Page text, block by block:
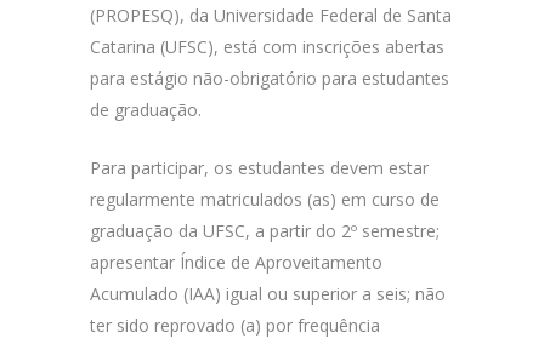
(PROPESQ), da Universidade Federal de Santa
Catarina (UFSC), está com inscrições abertas
para estágio não-obrigatório para estudantes
de graduação.
Para participar, os estudantes devem estar
regularmente matriculados (as) em curso de
graduação da UFSC, a partir do 2º semestre;
apresentar Índice de Aproveitamento
Acumulado (IAA) igual ou superior a seis; não
ter sido reprovado (a) por frequência